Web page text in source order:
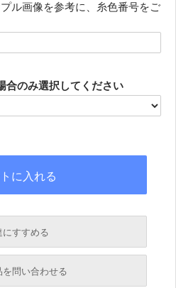
ル画像を参考に、糸色番号をご
合のみ選択してください
にすすめる
必須
を問い合わせる